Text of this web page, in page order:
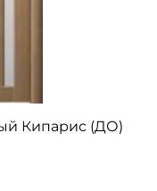
Кипарис (ДО)